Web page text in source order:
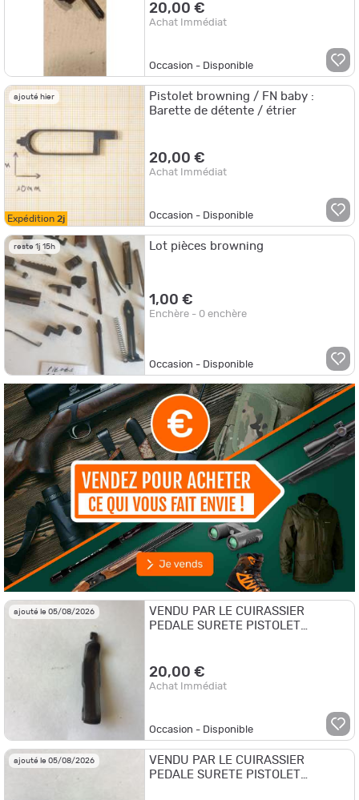
20,00 €
Achat Immédiat
Occasion - Disponible
ajouté hier
Expédition 2j
Pistolet browning / FN baby :
Barette de détente / étrier
20,00 €
Achat Immédiat
Occasion - Disponible
reste 1j 15h Lot pièces browning
1,00 €
Enchère - 0 enchère
Occasion - Disponible
ajouté le 05/08/2026
VENDU PAR LE CUIRASSIER
PEDALE SURETE PISTOLET
20,00 €
Achat Immédiat
Occasion - Disponible
ajouté le 05/08/2026
VENDU PAR LE CUIRASSIER
PEDALE SURETE PISTOLET